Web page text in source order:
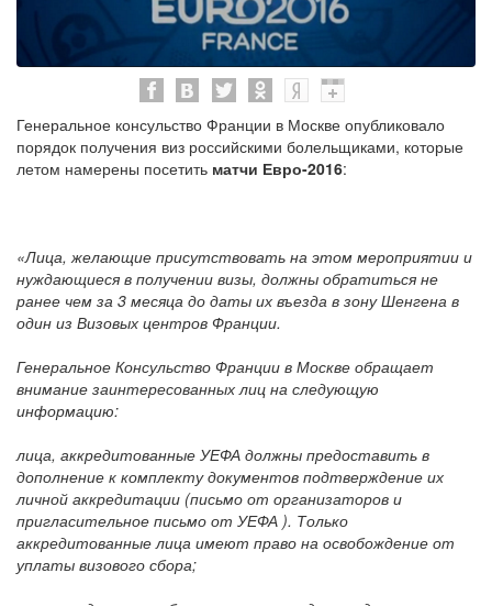
Генеральное консульство Франции в Москве опубликовало
порядок получения виз российскими болельщиками, которые
летом намерены посетить матчи Евро-2016:
«Лица, желающие присутствовать на этом мероприятии и
нуждающиеся в получении визы, должны обратиться не
ранее чем за 3 месяца до даты их въезда в зону Шенгена в
один из Визовых центров Франции.
Генеральное Консульство Франции в Москве обращает
внимание заинтересованных лиц на следующую
информацию:
лица, аккредитованные УЕФА должны предоставить в
дополнение к комплекту документов подтверждение их
личной аккредитации (письмо от организаторов и
пригласительное письмо от УЕФА ). Только
аккредитованные лица имеют право на освобождение от
уплаты визового сбора;